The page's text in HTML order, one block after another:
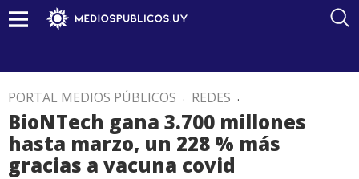
PORTAL MEDIOS PÚBLICOS . REDES .
BioNTech gana 3.700 millones
hasta marzo, un 228 % más
gracias a vacuna covid